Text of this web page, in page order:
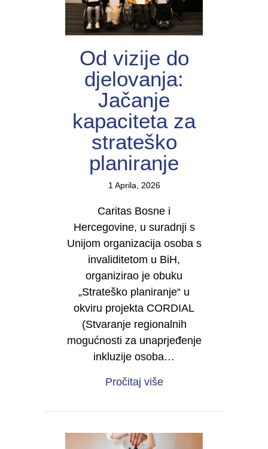
Od vizije do
djelovanja:
Jačanje
kapaciteta za
strateško
planiranje
1 Aprila, 2026
Caritas Bosne i
Hercegovine, u suradnji s
Unijom organizacija osoba s
invaliditetom u BiH,
organizirao je obuku
„Strateško planiranje“ u
okviru projekta CORDIAL
(Stvaranje regionalnih
mogućnosti za unaprjeđenje
inkluzije osoba…
Pročitaj višeabout Od vizije do